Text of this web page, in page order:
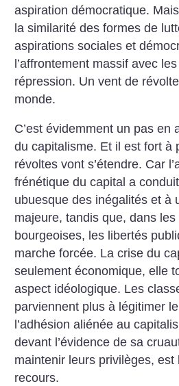
aspiration démocratique.
la similarité des formes de
aspirations sociales et
l’affrontement massif avec
répression. Un vent de
monde.
C’est évidemment un pas en
du capitalisme. Et il est fort à
révoltes vont s’étendre. Car
frénétique du capital a
ubuesque des inégalités et à
majeure, tandis que, dans
bourgeoises, les libertés
marche forcée. La crise du
seulement économique, elle
aspect idéologique. Les
parviennent plus à légitimer
l’adhésion aliénée au
devant l’évidence de sa
maintenir leurs privilèges,
recours.